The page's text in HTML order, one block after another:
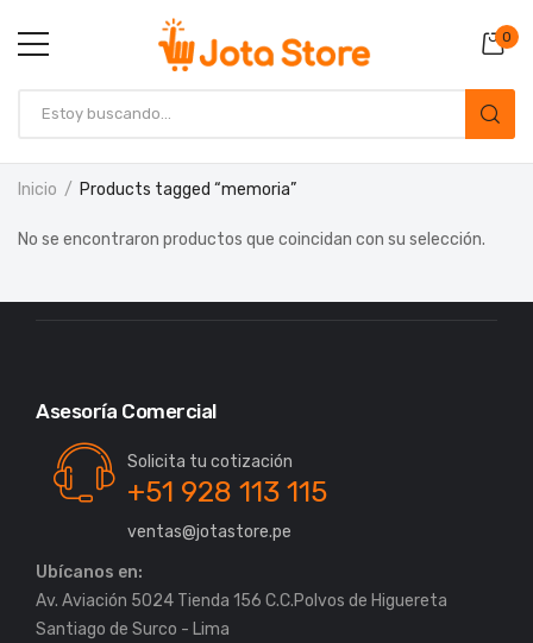
0
Inicio Products tagged “memoria”
No se encontraron productos que coincidan con su selección.
Asesoría Comercial
Solicita tu cotización
+51 928 113 115
ventas@jotastore.pe
Ubícanos en:
Av. Aviación 5024 Tienda 156 C.C.Polvos de Higuereta